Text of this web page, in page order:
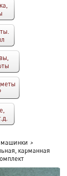
машинки >
карманная